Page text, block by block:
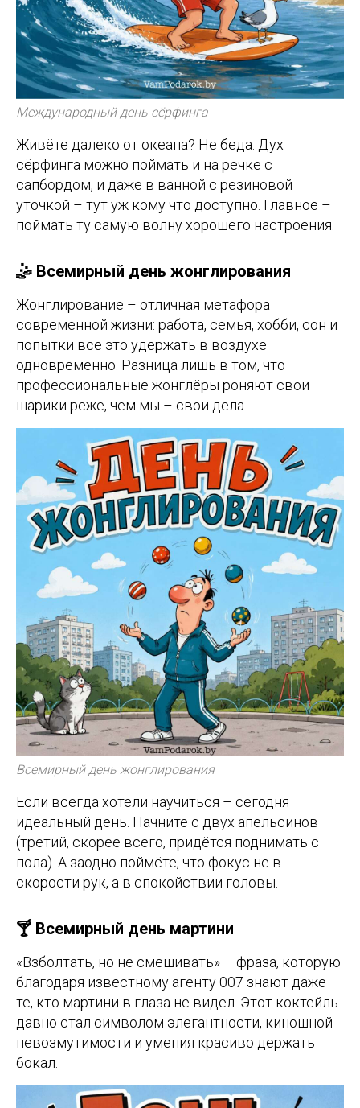
Международный день сёрфинга
Живёте далеко от океана? Не беда. Дух
сёрфинга можно поймать и на речке с
сапбордом, и даже в ванной с резиновой
уточкой – тут уж кому что доступно. Главное –
поймать ту самую волну хорошего настроения.
🤹 Всемирный день жонглирования
Жонглирование – отличная метафора
современной жизни: работа, семья, хобби, сон и
попытки всё это удержать в воздухе
одновременно. Разница лишь в том, что
профессиональные жонглёры роняют свои
шарики реже, чем мы – свои дела.
Всемирный день жонглирования
Если всегда хотели научиться – сегодня
идеальный день. Начните с двух апельсинов
(третий, скорее всего, придётся поднимать с
пола). А заодно поймёте, что фокус не в
скорости рук, а в спокойствии головы.
🍸 Всемирный день мартини
«Взболтать, но не смешивать» – фраза, которую
благодаря известному агенту 007 знают даже
те, кто мартини в глаза не видел. Этот коктейль
давно стал символом элегантности, киношной
невозмутимости и умения красиво держать
бокал.